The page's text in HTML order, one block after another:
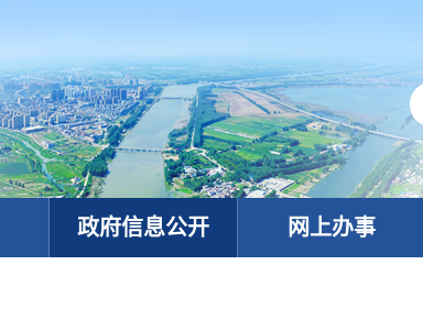
政府信息公开 网上办事